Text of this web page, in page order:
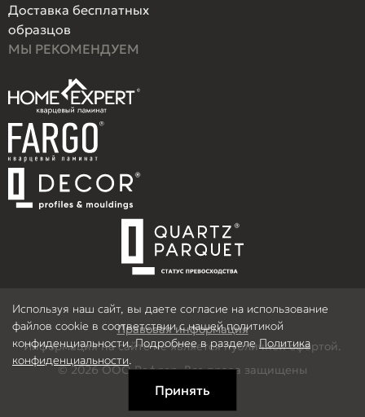
Правовая информация
Информация на сайте не является публичной офертой.
© 2026 ООО Рефлор, Все права защищены
Доставка бесплатных
образцов
МЫ РЕКОМЕНДУЕМ
Используя наш сайт, вы даете согласие на использование
файлов cookie в соответствии с нашей политикой
конфиденциальности. Подробнее в разделеПолитика
конфиденциальности.
Принять